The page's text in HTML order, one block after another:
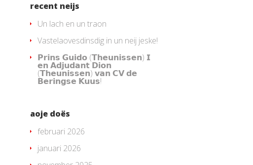
recent neijs
Un lach en un traon
Vastelaovesdinsdig in un neij jeske!
𝗣𝗿𝗶𝗻𝘀 𝗚𝘂𝗶𝗱𝗼 (𝗧𝗵𝗲𝘂𝗻𝗶𝘀𝘀𝗲𝗻) 𝗜
𝗲𝗻 𝗔𝗱𝗷𝘂𝗱𝗮𝗻𝘁 𝗗𝗶𝗼𝗻
(𝗧𝗵𝗲𝘂𝗻𝗶𝘀𝘀𝗲𝗻) 𝘃𝗮𝗻 𝗖𝗩 𝗱𝗲
𝗕𝗲𝗿𝗶𝗻𝗴𝘀𝗲 𝗞𝘂𝘂𝘀!
aoje doës
februari 2026
januari 2026